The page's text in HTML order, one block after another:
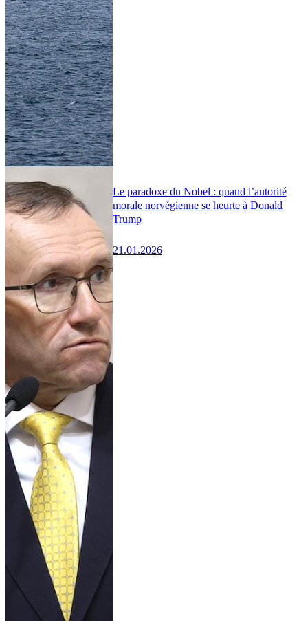
Le paradoxe du Nobel : quand l’autorité
morale norvégienne se heurte à Donald
Trump
21.01.2026